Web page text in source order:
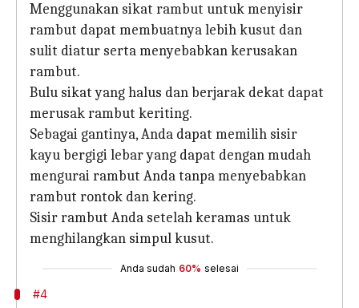
Menggunakan sikat rambut untuk menyisir
rambut dapat membuatnya lebih kusut dan
sulit diatur serta menyebabkan kerusakan
rambut.
Bulu sikat yang halus dan berjarak dekat dapat
merusak rambut keriting.
Sebagai gantinya, Anda dapat memilih sisir
kayu bergigi lebar yang dapat dengan mudah
mengurai rambut Anda tanpa menyebabkan
rambut rontok dan kering.
Sisir rambut Anda setelah keramas untuk
menghilangkan simpul kusut.
Anda sudah 60% selesai
#4